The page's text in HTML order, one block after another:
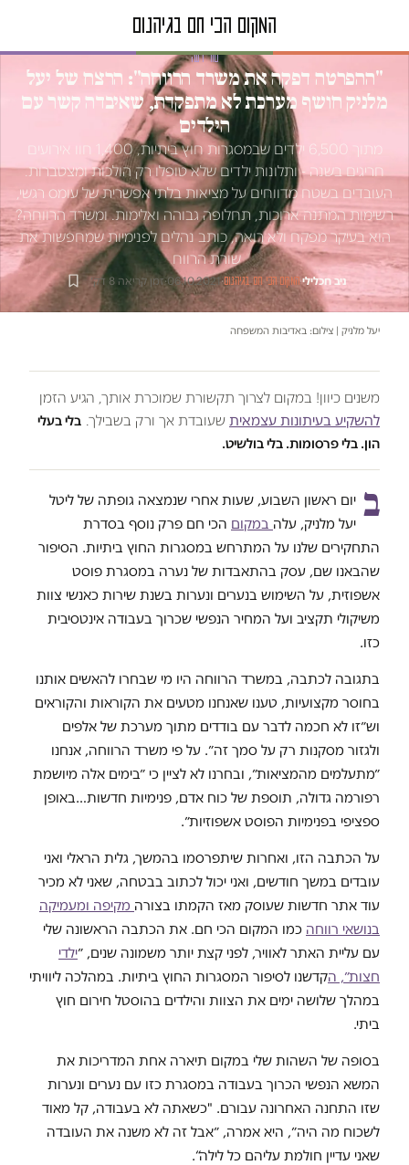
טור דעה
"ההפרטה דפקה את משרד הרווחה": הרצח של יעל
מלניק חושף מערכת לא מתפקדת, שאיבדה קשר עם
הילדים
מתוך 6,500 ילדים שבמסגרות חוץ ביתיות, 1,400 חוו אירועים
חריגים בשנה - ותלונות ילדים שלא טופלו רק הולכות ומצטברות.
העובדים בשטח מדווחים על מציאות בלתי אפשרית של עומס רגשי,
רשימות המתנה ארוכות, תחלופה גבוהה ואלימות. ומשרד הרווחה?
הוא בעיקר מפקח ולא רואה, כותב נהלים לפנימיות שמחפשות את
שורת הרווח
ניב חכלילי·המקום הכי חם בגיהנום·
06.10.2021
·זמן קריאה 8 דק׳
יעל מלניק | צילום: באדיבות המשפחה
משנים כיוון! במקום לצרוך תקשורת שמוכרת אותך, הגיע הזמן
להשקיע בעיתונות עצמאית שעובדת אך ורק בשבילך. בלי בעלי
הון. בלי פרסומות. בלי בולשיט.
ב יום ראשון השבוע, שעות אחרי שנמצאה גופתה של ליטל
יעל מלניק, עלה במקום הכי חם פרק נוסף בסדרת
התחקירים שלנו על המתרחש במסגרות החוץ ביתיות. הסיפור
שהבאנו שם, עסק בהתאבדות של נערה במסגרת פוסט
אשפוזית, על השימוש בנערים ונערות בשנת שירות כאנשי צוות
משיקולי תקציב ועל המחיר הנפשי שכרוך בעבודה אינטסיבית
כזו.
בתגובה לכתבה, במשרד הרווחה היו מי שבחרו להאשים אותנו
בחוסר מקצועיות, טענו שאנחנו מטעים את הקוראות והקוראים
וש״זו לא חכמה לדבר עם בודדים מתוך מערכת של אלפים
ולגזור מסקנות רק על סמך זה״. על פי משרד הרווחה, אנחנו
״מתעלמים מהמציאות״, ובחרנו לא לציין כי ״בימים אלה מיושמת
רפורמה גדולה, תוספת של כוח אדם, פנימיות חדשות…באופן
ספציפי בפנימיות הפוסט אשפוזיות״.
על הכתבה הזו, ואחרות שיתפרסמו בהמשך, גלית הראלי ואני
עובדים במשך חודשים, ואני יכול לכתוב בבטחה, שאני לא מכיר
עוד אתר חדשות שעוסק מאז הקמתו בצורה מקיפה ומעמיקה
בנושאי רווחה כמו המקום הכי חם. את הכתבה הראשונה שלי
עם עליית האתר לאוויר, לפני קצת יותר משמונה שנים, ״ילדי
חצות״, הקדשנו לסיפור המסגרות החוץ ביתיות. במהלכה ליוויתי
במהלך שלושה ימים את הצוות והילדים בהוסטל חירום חוץ
ביתי.
בסופה של השהות שלי במקום תיארה אחת המדריכות את
המשא הנפשי הכרוך בעבודה במסגרת כזו עם נערים ונערות
שזו התחנה האחרונה עבורם. "כשאתה לא בעבודה, קל מאוד
לשכוח מה היה״, היא אמרה, ״אבל זה לא משנה את העובדה
שאני עדיין חולמת עליהם כל לילה“.